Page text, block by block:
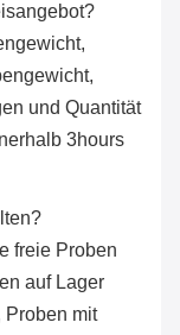
und Quantität
3hours
freie Proben
auf Lager
Proben mit